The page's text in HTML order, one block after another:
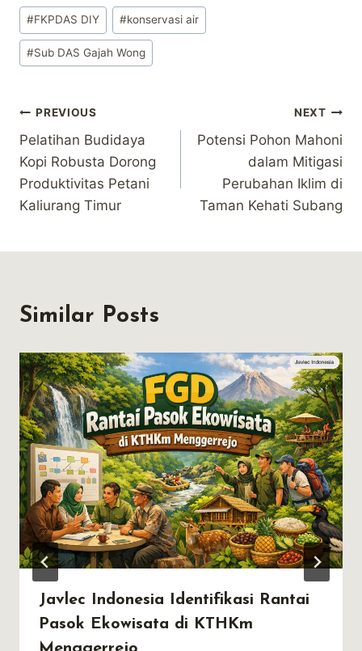
Post
Tags:
#FKPDAS DIY #konservasi air
#Sub DAS Gajah Wong
Post
navigation
PREVIOUS
Pelatihan Budidaya
Kopi Robusta Dorong
Produktivitas Petani
Kaliurang Timur
NEXT
Potensi Pohon Mahoni
dalam Mitigasi
Perubahan Iklim di
Taman Kehati Subang
Similar Posts
Javlec Indonesia Identifikasi Rantai
Pasok Ekowisata di KTHKm